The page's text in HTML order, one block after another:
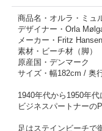
商品名・オルラ・ミュ
デザイナー・Orla
メーカー・Fritz
素材・ビーチ材（脚）
原産国・デンマーク
サイズ・幅182cm / 奥
1940年代から1950年代
ビジネスパートナーの
足はステインビーチで